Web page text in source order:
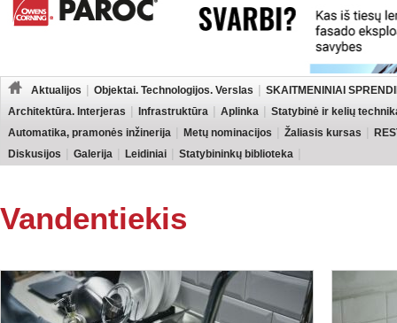
Aktualijos Objektai. Technologijos. Verslas
SKAITMENINIAI
Architektūra. Interjeras
Infrastruktūra Aplinka
Statybinė ir kelių
Automatika, pramonės inžinerija
Metų nominacijos Žaliasis kursas
Diskusijos
Galerija Leidiniai Statybininkų biblioteka
Vandentiekis